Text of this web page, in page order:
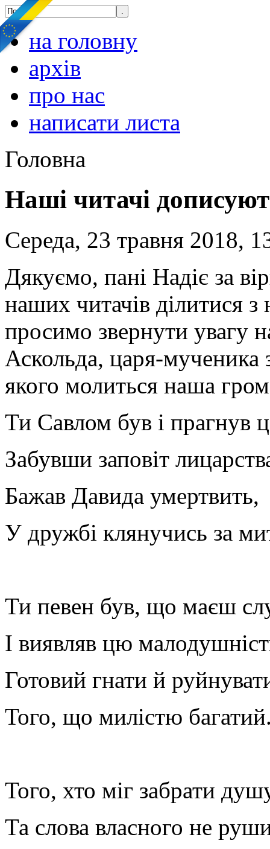
на головну
архів
про нас
написати листа
Головна
Наші читачі
Середа, 23 травня 2018,
Дякуємо, пані Надіє за
наших читачів ділитися
просимо звернути увагу
Аскольда, царя-мученика
якого молиться наша
Ти Савлом був і прагнув
Забувши заповіт
Бажав Давида умертвить,
У дружбі клянучись за
Ти певен був, що маєш
І виявляв цю
Готовий гнати й
Того, що милістю
Того, хто міг забрати
Та слова власного не